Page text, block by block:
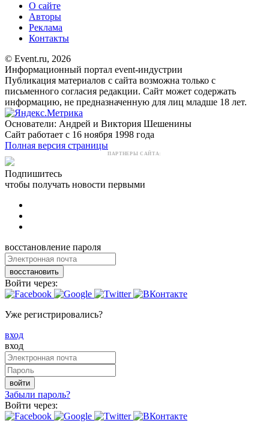
О сайте
Авторы
Реклама
Контакты
© Event.ru, 2026
Информационный портал event-индустрии
Публикация материалов с сайта возможна только с
письменного согласия редакции. Сайт может содержать
информацию, не предназначенную для лиц младше 18 лет.
Основатели: Андрей и Виктория Шешенины
Сайт работает с 16 ноября 1998 года
Полная версия страницы
ПАРТНЕРЫ САЙТА:
Подпишитесь
чтобы получать новости первыми
восстановление пароля
восстановить
Войти через:
Уже регистрировались?
вход
вход
войти
Забыли пароль?
Войти через: